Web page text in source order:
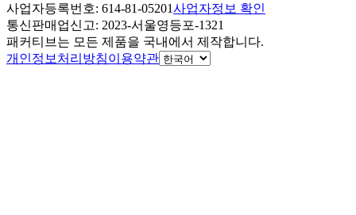
사업자등록번호: 614-81-05201사업자정보 확인
통신판매업신고: 2023-서울영등포-1321
패커티브는 모든 제품을 국내에서 제작합니다.
개인정보처리방침이용약관